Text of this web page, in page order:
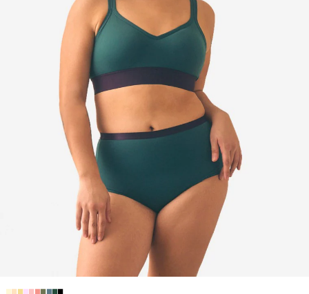
■■■■■■■■■■